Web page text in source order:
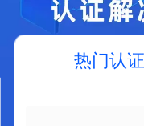
热门认证